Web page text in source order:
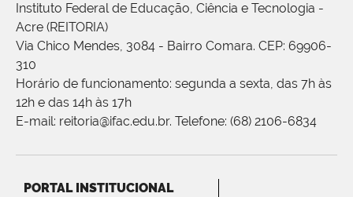
Instituto Federal de Educação, Ciência e Tecnologia -
Acre (REITORIA)
Via Chico Mendes, 3084 - Bairro Comara. CEP: 69906-
310
Horário de funcionamento: segunda a sexta, das 7h às
12h e das 14h às 17h
E-mail: reitoria@ifac.edu.br. Telefone: (68) 2106-6834
PORTAL INSTITUCIONAL